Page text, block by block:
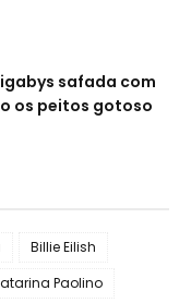
safada com
os peitos gotoso
Billie Eilish
Paolino